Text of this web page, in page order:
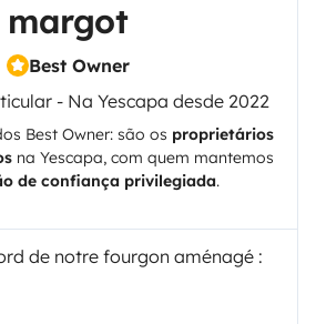
margot
Best Owner
- Na Yescapa desde 2022
Best Owner: são os proprietários
na Yescapa, com quem mantemos
de confiança privilegiada.
de notre fourgon aménagé :